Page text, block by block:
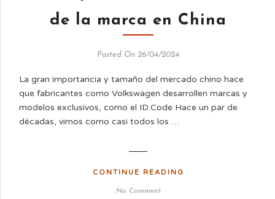
de la marca en China
Posted On 26/04/2024
La gran importancia y tamaño del mercado chino hace
que fabricantes como Volkswagen desarrollen marcas y
modelos exclusivos, como el ID.Code Hace un par de
décadas, vimos como casi todos los …
CONTINUE READING
No Comment